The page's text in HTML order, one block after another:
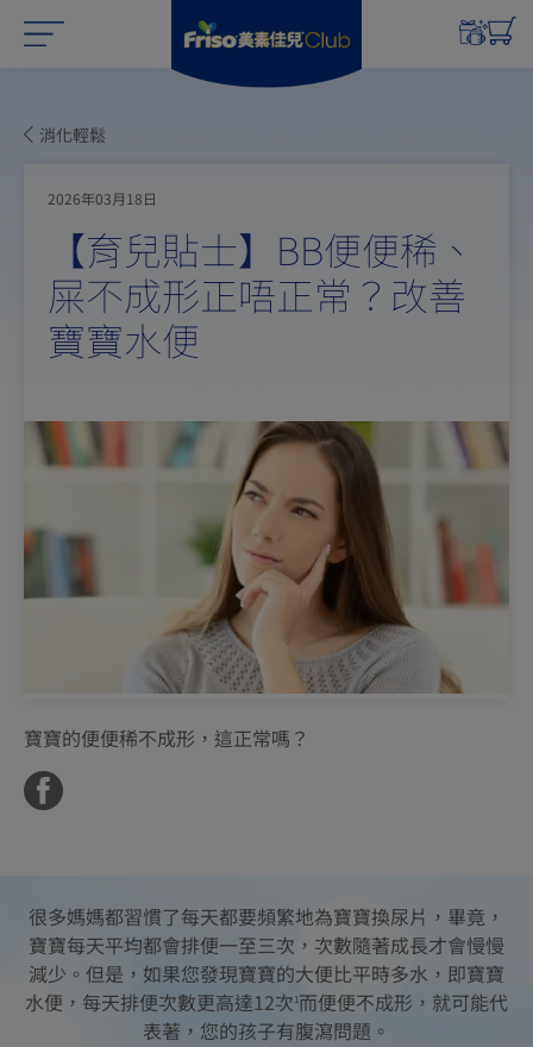
消化輕鬆
2026年03月18日
【育兒貼士】BB便便稀、
屎不成形正唔正常？改善
寶寶水便
寶寶的便便稀不成形，這正常嗎？
很多媽媽都習慣了每天都要頻繁地為寶寶換尿片，畢竟，
寶寶每天平均都會排便一至三次，次數隨著成長才會慢慢
減少。但是，如果您發現寶寶的大便比平時多水，即寶寶
水便，每天排便次數更高達12次1而便便不成形，就可能代
表著，您的孩子有腹瀉問題。